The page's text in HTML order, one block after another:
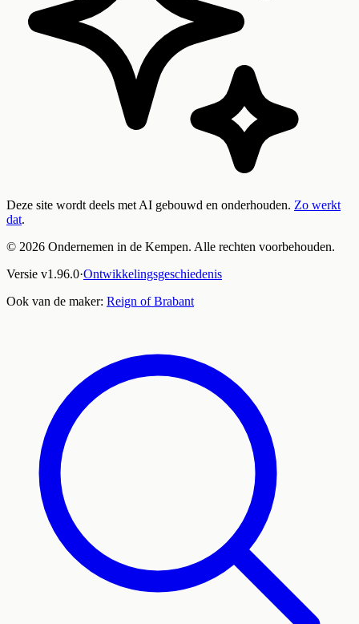
Deze site wordt deels met AI gebouwd en onderhouden. Zo werkt
dat.
© 2026 Ondernemen in de Kempen. Alle rechten voorbehouden.
Versie v1.96.0·Ontwikkelingsgeschiedenis
Ook van de maker: Reign of Brabant